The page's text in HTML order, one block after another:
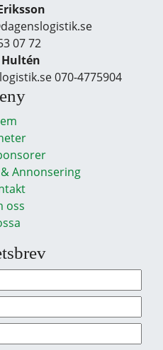
07 72
070-4775904
Annonsering
oss